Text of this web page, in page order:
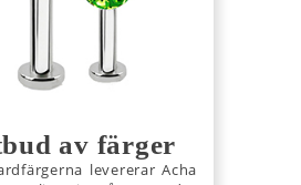
av färger
levererar Acha